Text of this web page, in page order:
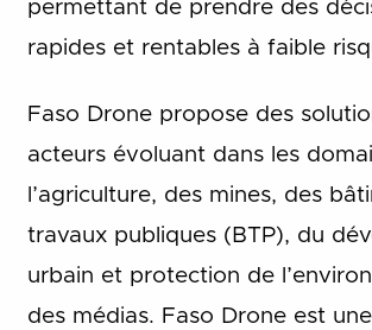
permettant de prendre des
rapides et rentables à faible
Faso Drone propose des
acteurs évoluant dans les
l’agriculture, des mines, des
travaux publiques (BTP), du
urbain et protection de
des médias. Faso Drone est